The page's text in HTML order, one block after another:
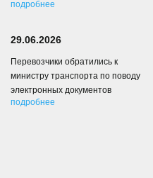
подробнее
29.06.2026
Перевозчики обратились к
министру транспорта по поводу
электронных документов
подробнее